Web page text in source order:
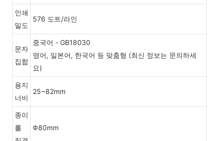
인쇄
밀도
576 도트/라인
문자
집합
중국어 - GB18030
영어, 일본어, 한국어 등 맞춤형 (최신 정보는 문의하세
요)
용지
너비
25~82mm
종이
롤
Φ80mm